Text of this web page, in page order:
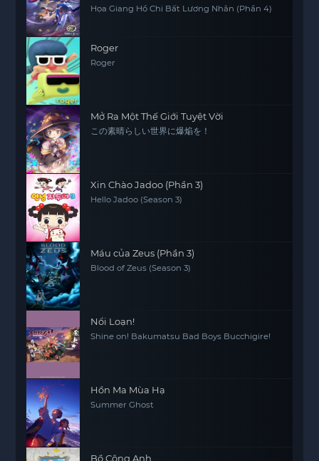
Họa Giang Hồ Chi Bất Lương Nhân (Phần 4)
Roger
Roger
Mở Ra Một Thế Giới Tuyệt Vời
この素晴らしい世界に爆焔を！
Xin Chào Jadoo (Phần 3)
Hello Jadoo (Season 3)
Máu của Zeus (Phần 3)
Blood of Zeus (Season 3)
Nổi Loạn!
Shine on! Bakumatsu Bad Boys Bucchigire!
Hồn Ma Mùa Hạ
Summer Ghost
Bồ Công Anh